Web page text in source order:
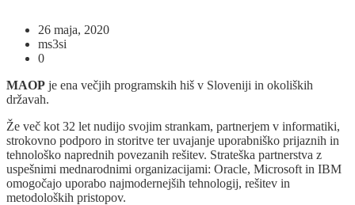
26 maja, 2020
ms3si
0
MAOP je ena večjih programskih hiš v Sloveniji in okoliških
državah.
Že več kot 32 let nudijo svojim strankam, partnerjem v informatiki,
strokovno podporo in storitve ter uvajanje uporabniško prijaznih in
tehnološko naprednih povezanih rešitev. Strateška partnerstva z
uspešnimi mednarodnimi organizacijami: Oracle, Microsoft in IBM
omogočajo uporabo najmodernejših tehnologij, rešitev in
metodoloških pristopov.